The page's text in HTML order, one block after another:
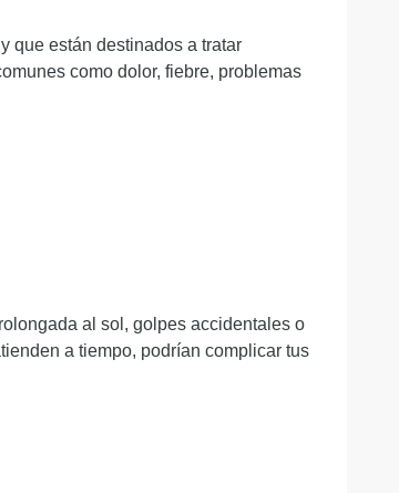
que están destinados a tratar
como dolor, fiebre, problemas
al sol, golpes accidentales o
a tiempo, podrían complicar tus